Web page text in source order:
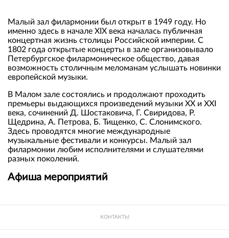
Малый зал филармонии был открыт в 1949 году. Но
именно здесь в начале XIX века началась публичная
концертная жизнь столицы Российской империи. С
1802 года открытые концерты в зале организовывало
Петербургское филармоническое общество, давая
возможность столичным меломанам услышать новинки
европейской музыки.
В Малом зале состоялись и продолжают проходить
премьеры выдающихся произведений музыки XX и XXI
века, сочинений Д. Шостаковича, Г. Свиридова, Р.
Щедрина, А. Петрова, Б. Тищенко, С. Слонимского.
Здесь проводятся многие международные
музыкальные фестивали и конкурсы. Малый зал
филармонии любим исполнителями и слушателями
разных поколений.
Афиша мероприятий
КОНТАКТЫ